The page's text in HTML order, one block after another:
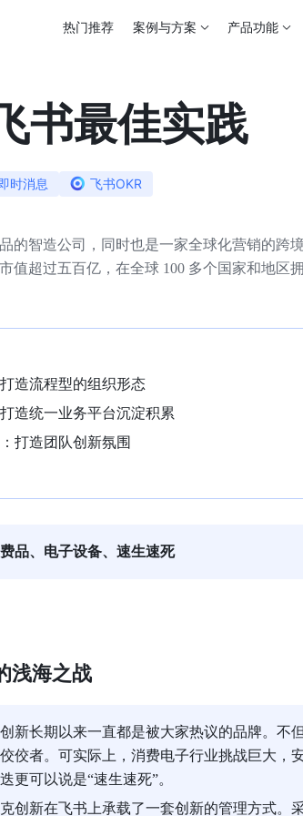
热门推荐 案例与方案 产品功能
书最佳实践
时消息 飞书OKR
的智造公司，同时也是一家全球化营销的跨
值超过五百亿，在全球 100 多个国家和地区拥
造流程型的组织形态
造统一业务平台沉淀积累
打造团队创新氛围
品、电子设备、速生速死
浅海之战
新长期以来一直都是被大家热议的品牌。不
佼者。可实际上，消费电子行业挑战巨大，
更可以说是“速生速死”。
创新在飞书上承载了一套创新的管理方式。